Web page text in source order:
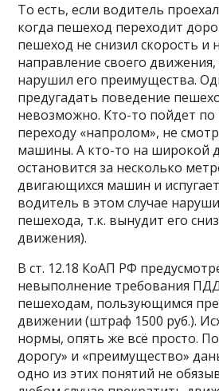
То есть, если водитель
когда пешеход переходит
пешеход не снизил скорость и
направление своего
нарушил его преимущества.
предугадать поведение
невозможно. Кто-то пойдет
переходу «напролом», не
машины. А кто-то на широкой
остановится за несколько
двигающихся машин и
водитель в этом случае
пешехода, т.к. вынудит его
движения).
В ст. 12.18 КоАП РФ
невыполнение требования
пешеходам, пользующимся
движении (штраф 1500 руб.).
нормы, опять же всё просто.
дорогу» и «преимущество»
одно из этих понятий не